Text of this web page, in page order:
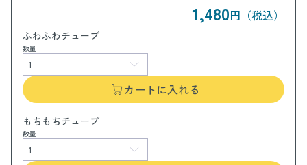
1,480円（税込）
ふわふわチューブ
数量
カートに入れる
もちもちチューブ
数量